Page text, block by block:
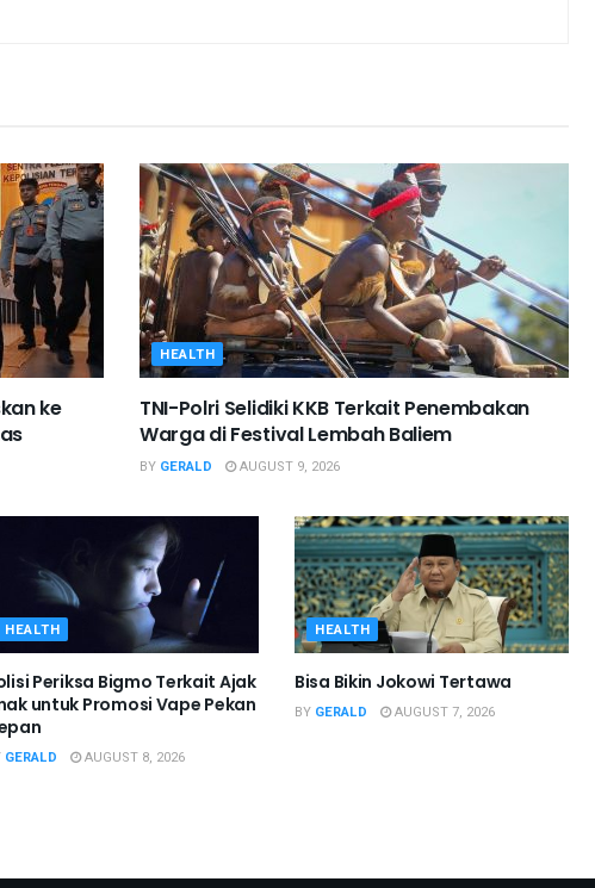
ke
HEALTH
TNI-Polri Selidiki KKB Terkait Penembakan
Warga di Festival Lembah Baliem
BY GERALD AUGUST 9, 2026
HEALTH
Periksa Bigmo Terkait Ajak
untuk Promosi Vape Pekan
GERALD AUGUST 8, 2026
HEALTH
Bisa Bikin Jokowi Tertawa
BY GERALD AUGUST 7, 2026